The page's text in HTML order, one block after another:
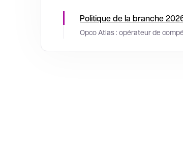
Politique de la branche
Opco Atlas : opérateur de